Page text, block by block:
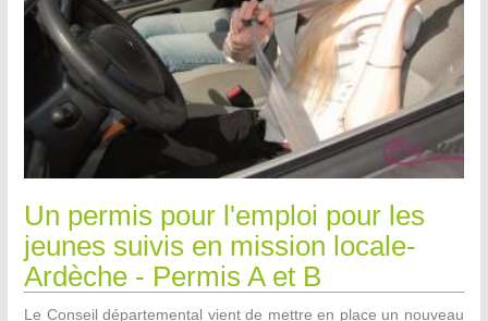
Un permis pour l'emploi pour les
jeunes suivis en mission locale-
Ardèche - Permis A et B
Le Conseil départemental vient de mettre en place un nouveau